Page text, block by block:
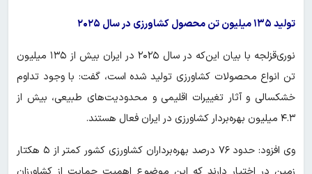
تولید ۱۳۵ میلیون تن محصول کشاورزی در سال ۲۰۲۵
نوری‌قزلجه با بیان این‌که در سال ۲۰۲۵ در ایران بیش از ۱۳۵ میلیون
تن انواع محصولات کشاورزی تولید شده است، گفت: با وجود تداوم
خشکسالی و آثار تغییرات اقلیمی و محدودیت‌های طبیعی، بیش از
۴.۳ میلیون بهره‌بردار کشاورزی در ایران فعال هستند.
وی افزود: حدود ۷۶ درصد بهره‌برداران کشاورزی کشور کمتر از ۵ هکتار